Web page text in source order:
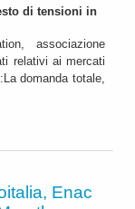
di tensioni in
associazione
relativi ai mercati
domanda totale,
Enac